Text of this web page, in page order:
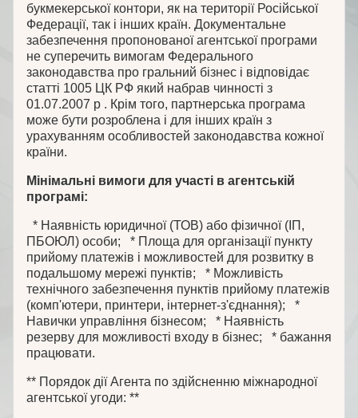
букмекерської контори, як на території Російської
Федерації, так і інших країн. Документальне
забезпечення пропонованої агентської програми
не суперечить вимогам Федерального
законодавства про гральний бізнес і відповідає
статті 1005 ЦК РФ який набрав чинності з
01.07.2007 р . Крім того, партнерська програма
може бути розроблена і для інших країн з
урахуванням особливостей законодавства кожної
країни.
Мінімальні вимоги для участі в агентській
програмі:
* Наявність юридичної (ТОВ) або фізичної (ІП,
ПБОЮЛ) особи; * Площа для організації пункту
прийому платежів і можливостей для розвитку в
подальшому мережі пунктів; * Можливість
технічного забезпечення пунктів прийому платежів
(комп'ютери, принтери, інтернет-з'єднання); *
Навички управління бізнесом; * Наявність
резерву для можливості входу в бізнес; * бажання
працювати.
** Порядок дії Агента по здійсненню міжнародної
агентської угоди: **